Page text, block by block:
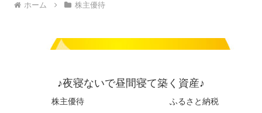
ホーム 株主優待
♪夜寝ないで昼間寝て築く資産♪
株主優待
ふるさと納税